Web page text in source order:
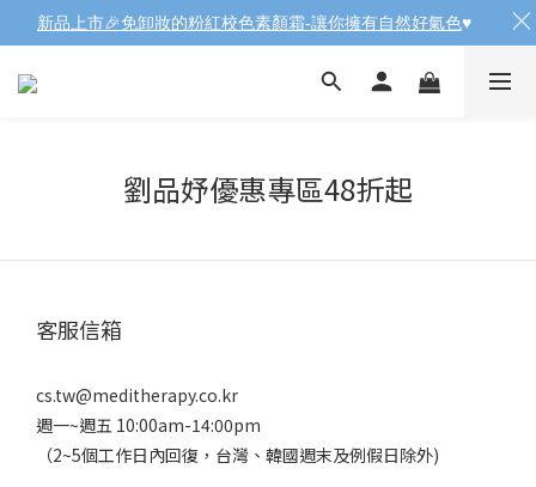
劉品妤優惠專區48折起
客服信箱
cs.tw@meditherapy.co.kr
週一~週五 10:00am-14:00pm
（2~5個工作日內回復，台灣、韓國週末及例假日除外)
新品上市🎉免卸妝的粉紅校色素顏霜-讓你擁有自然好氣色♥️